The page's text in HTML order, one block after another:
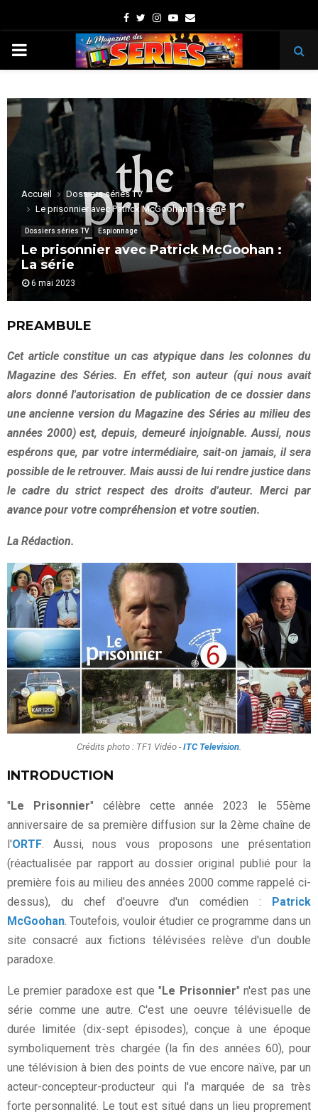
Facebook
TwitterInstagram
Youtube
Email
PRIMARY
Accueil
Dossiers séries TV
Le prisonnier avec Patrick McGoohan : La série
Dossiers séries TV Espionnage
Le prisonnier avec Patrick McGoohan :
La série
6 mai 2023
PREAMBULE
Cet article constitue un cas atypique dans les colonnes du
Magazine des Séries. En effet, son auteur (qui nous avait
alors donné l'autorisation de publication de ce dossier dans
une ancienne version du Magazine des Séries au milieu des
années 2000) est, depuis, demeuré injoignable. Aussi, nous
espérons que, par votre intermédiaire, sait-on jamais, il sera
possible de le retrouver. Mais aussi de lui rendre justice dans
le cadre du strict respect des droits d'auteur. Merci par
avance pour votre compréhension et votre soutien.
La Rédaction.
Crédits photo : TF1 Vidéo -ITC Television.
INTRODUCTION
"Le Prisonnier" célèbre cette année 2023 le 55ème
anniversaire de sa première diffusion sur la 2ème chaîne de
l'ORTF. Aussi, nous vous proposons une présentation
(réactualisée par rapport au dossier original publié pour la
première fois au milieu des années 2000 comme rappelé ci-
dessus), du chef d'oeuvre d'un comédien : Patrick
McGoohan. Toutefois, vouloir étudier ce programme dans un
site consacré aux fictions télévisées relève d'un double
paradoxe.
Le premier paradoxe est que "Le Prisonnier" n'est pas une
série comme une autre. C'est une oeuvre télévisuelle de
durée limitée (dix-sept épisodes), conçue à une époque
symboliquement très chargée (la fin des années 60), pour
une télévision à bien des points de vue encore naïve, par un
acteur-concepteur-producteur qui l'a marquée de sa très
forte personnalité. Le tout est situé dans un lieu proprement